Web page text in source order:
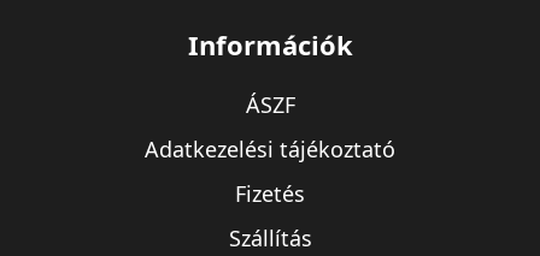
Információk
ÁSZF
Adatkezelési tájékoztató
Fizetés
Szállítás